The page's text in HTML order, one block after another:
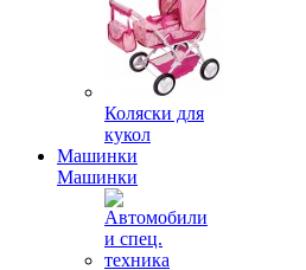
Коляски для
кукол
Машинки
Машинки